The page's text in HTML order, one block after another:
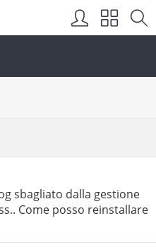
sbagliato dalla gestione
Come posso reinstallare